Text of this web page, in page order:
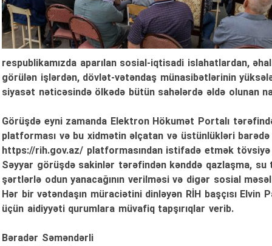
respublikamızda aparılan sosial-iqtisadi islahatlardan,
görülən işlərdən, dövlət-vətəndaş münasibətlərinin
siyasət nəticəsində ölkədə bütün sahələrdə əldə olunan
Görüşdə eyni zamanda Elektron Hökumət Portalı
platforması və bu xidmətin əlçatan və üstünlükləri
https://rih.gov.az/ platformasından istifadə etmək tövsiyə
Səyyar görüşdə sakinlər tərəfindən kənddə qazlaşma, su
şərtlərlə odun yanacağının verilməsi və digər sosial
Hər bir vətəndaşın müraciətini dinləyən RİH başçısı Elvin
üçün aidiyyəti qurumlara müvafiq tapşırıqlar verib.
Bəradər Səməndərli